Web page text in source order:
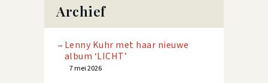
Archief
Lenny Kuhr met haar nieuwe
album ‘LICHT’
7 mei 2026